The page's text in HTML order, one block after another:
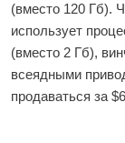
(вместо 120 Гб).
использует
(вместо 2 Гб),
всеядными
продаваться за